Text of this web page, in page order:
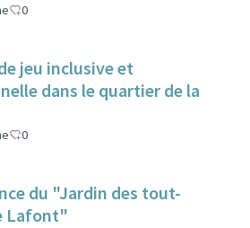
0
jeu inclusive et
dans le quartier de la
0
du "Jardin des tout-
Lafont"